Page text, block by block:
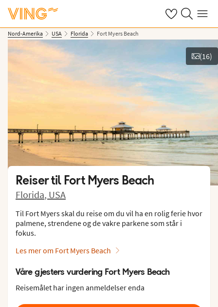
Se dine sparte
Søk påMeny
Nord-Amerika USA Florida Fort Myers Beach
(16)
Reiser til Fort Myers Beach
Florida, USA
Til Fort Myers skal du reise om du vil ha en rolig ferie hvor
palmene, strendene og de vakre parkene som står i
fokus.
Les mer om Fort Myers Beach
Våre gjesters vurdering Fort Myers Beach
Reisemålet har ingen anmeldelser enda